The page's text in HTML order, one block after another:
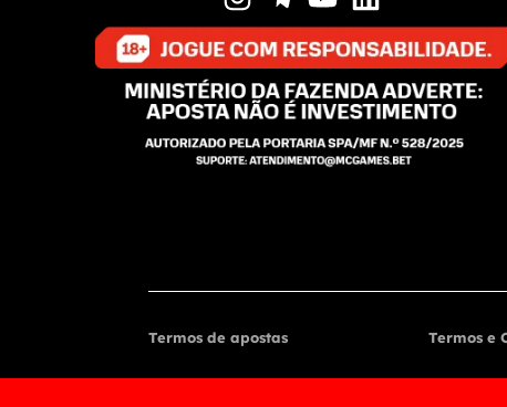
Termos de apostas Termos e